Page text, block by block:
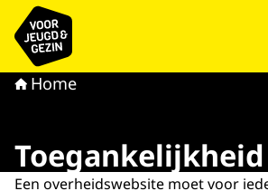
Naar de homepage van voor Jeugd &
Home
Toegankelijkheid
Een overheidswebsite moet voor